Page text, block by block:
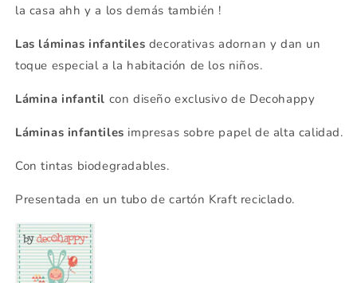
la casa ahh y a los demás también !
Las láminas infantiles decorativas adornan y dan un
toque especial a la habitación de los niños.
Lámina infantil con diseño exclusivo de Decohappy
Láminas infantiles impresas sobre papel de alta calidad.
Con tintas biodegradables.
Presentada en un tubo de cartón Kraft reciclado.